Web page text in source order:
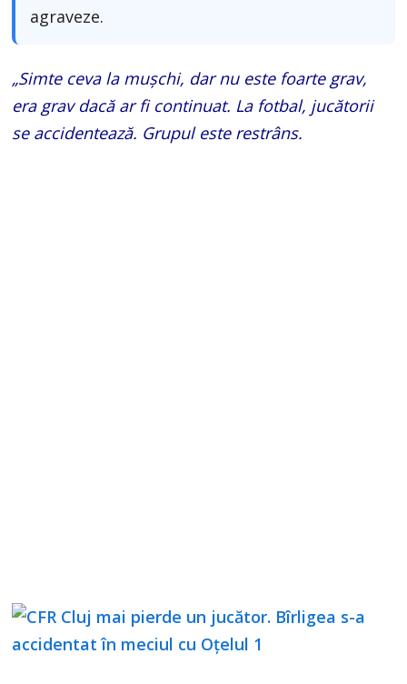
agraveze.
„Simte ceva la muşchi, dar nu este foarte grav,
era grav dacă ar fi continuat. La fotbal, jucătorii
se accidentează. Grupul este restrâns.